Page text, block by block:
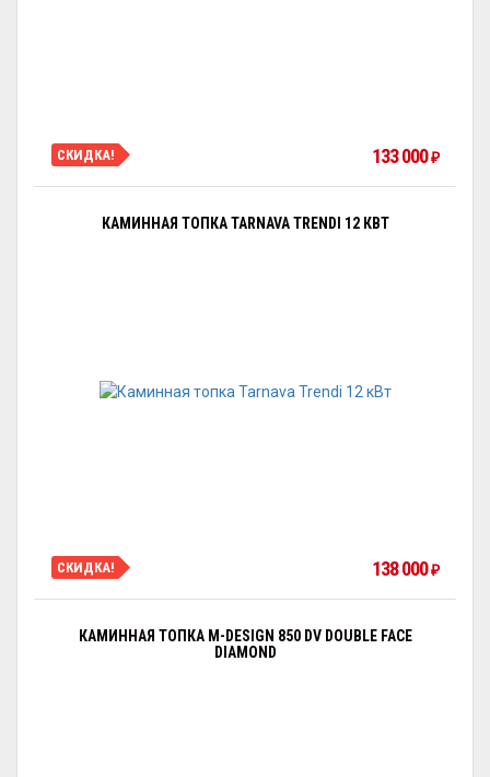
СКИДКА! 133 000₽
КАМИННАЯ ТОПКА TARNAVA TRENDI 12 КВТ
СКИДКА! 138 000₽
КАМИННАЯ ТОПКА M-DESIGN 850 DV DOUBLE FACE
DIAMOND